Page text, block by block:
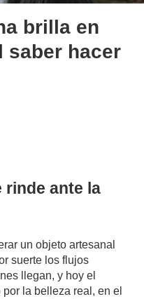
brilla en
saber hacer
rinde ante la
un objeto artesanal
suerte los flujos
llegan, y hoy el
la belleza real, en el